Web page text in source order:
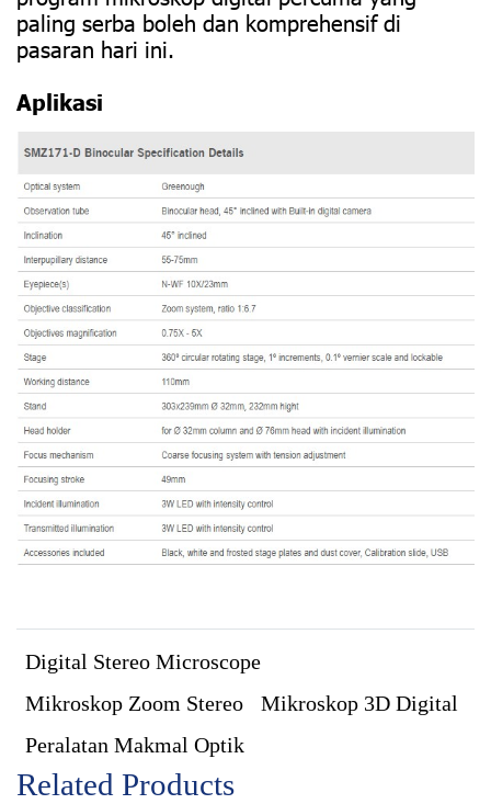
paling serba boleh dan komprehensif di
pasaran hari ini.
Aplikasi
Digital Stereo Microscope
Mikroskop Zoom Stereo
Mikroskop 3D Digital
Peralatan Makmal Optik
Related Products